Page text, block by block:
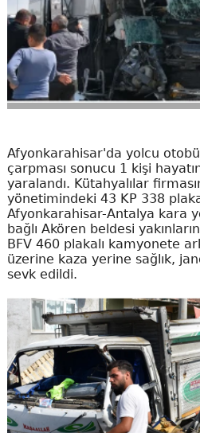
Afyonkarahisar'da yolcu
çarpması sonucu 1 kişi
yaralandı. Kütahyalılar
yönetimindeki 43 KP 338
Afyonkarahisar-Antalya kara
bağlı Akören beldesi
BFV 460 plakalı kamyonete
üzerine kaza yerine sağlık,
sevk edildi.